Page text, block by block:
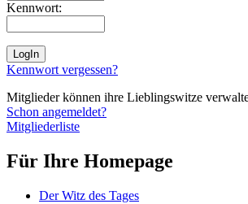
Kennwort:
Kennwort vergessen?
Mitglieder können ihre Lieblingswitze
Schon angemeldet?
Mitgliederliste
Für Ihre Homepage
Der Witz des Tages